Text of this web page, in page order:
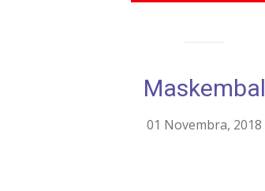
Maskembal
01 Novembra, 2018